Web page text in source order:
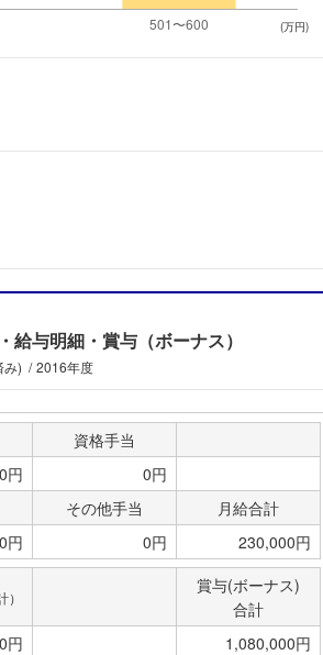
(万円)
給与明細・賞与（ボーナス）
み) 2016年度
資格手当
0円
0円
その他手当
月給合計
0円 0円 230,000円
賞与(ボーナス)
合計
円 1,080,000円